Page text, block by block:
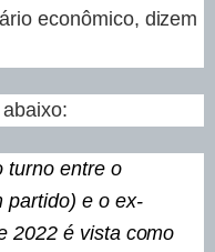
econômico, dizem
turno entre o
partido) e o ex-
2022 é vista como